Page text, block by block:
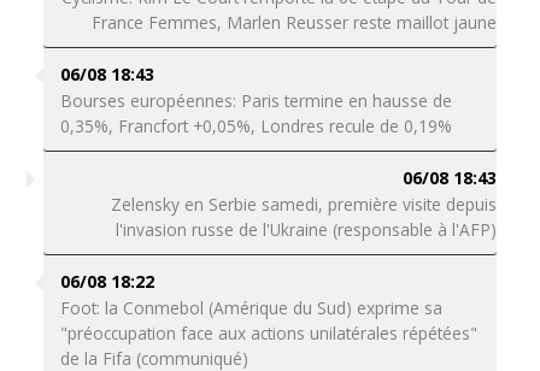
France Femmes, Marlen Reusser reste maillot jaune
06/08 18:43
Bourses européennes: Paris termine en hausse de
0,35%, Francfort +0,05%, Londres recule de 0,19%
06/08 18:43
Zelensky en Serbie samedi, première visite depuis
l'invasion russe de l'Ukraine (responsable à l'AFP)
06/08 18:22
Foot: la Conmebol (Amérique du Sud) exprime sa
"préoccupation face aux actions unilatérales répétées"
de la Fifa (communiqué)